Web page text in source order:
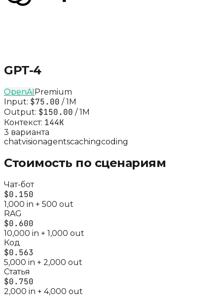
GPT-4
OpenAIPremium
Input: $75.00 / 1M
Output: $150.00 / 1M
Контекст: 144K
3 варианта
chatvisionagentscachingcoding
Стоимость по сценариям
Чат-бот
$0.150
1,000 in + 500 out
RAG
$0.600
10,000 in + 1,000 out
Код
$0.563
5,000 in + 2,000 out
Статья
$0.750
2,000 in + 4,000 out